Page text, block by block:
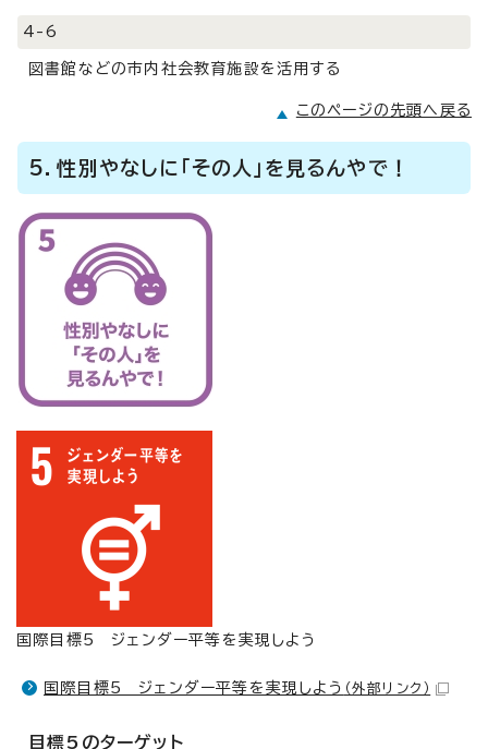
4-6
図書館などの市内社会教育施設を活用する
このページの先頭へ戻る
5．性別やなしに「その人」を見るんやで！
国際目標5 ジェンダー平等を実現しよう
国際目標5 ジェンダー平等を実現しよう （外部リンク）
目標5のターゲット